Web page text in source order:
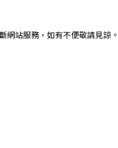
網站服務，如有不便敬請見諒。